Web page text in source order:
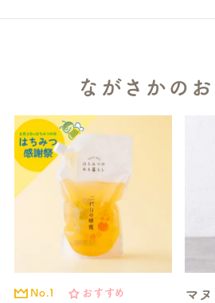
ながさかの
No.1 おすすめ マ